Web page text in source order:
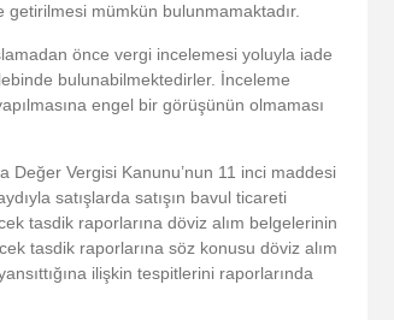
mümkün bulunmamaktadır.
önce vergi incelemesi yoluyla iade
bulunabilmektedirler. İnceleme
engel bir görüşünün olmaması
Değer Vergisi Kanunu’nun 11 inci maddesi
satışlarda satışın bavul ticareti
tasdik raporlarına döviz alım belgelerinin
tasdik raporlarına söz konusu döviz alım
ilişkin tespitlerini raporlarında